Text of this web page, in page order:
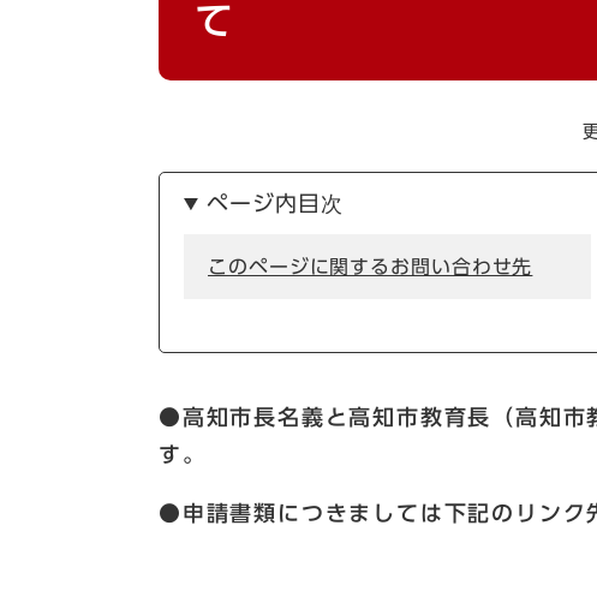
て
ページ内目次
このページに関するお問い合わせ先
●高知市長名義と高知市教育長（高知市
す。
●申請書類につきましては下記のリンク